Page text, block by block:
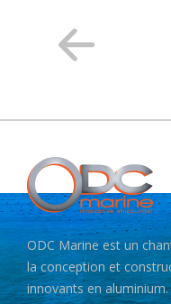
ODC Marine est un
la conception et
innovants en aluminium.